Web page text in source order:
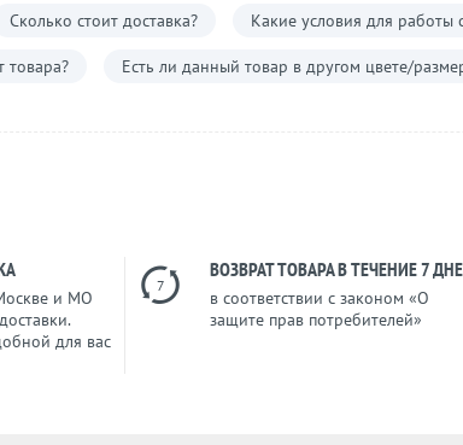
Сколько стоит доставка? Какие условия для работы
товара? Есть ли данный товар в другом цвете/
и МО
для вас
7
ВОЗВРАТ ТОВАРА В ТЕЧЕНИЕ 7
в соответствии с законом «О
защите прав потребителей»